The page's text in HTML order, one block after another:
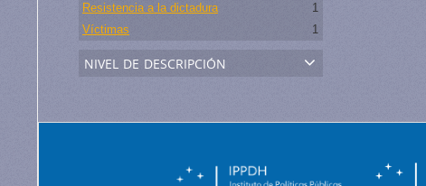
Resistencia a la dictadura
1
Víctimas
1
nivel de descripción